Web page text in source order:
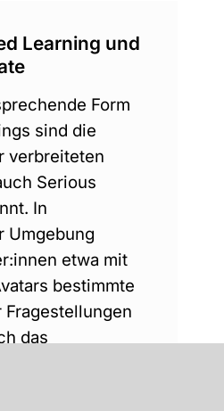
Learning und
Form
sind die
verbreiteten
Serious
In
Umgebung
etwa mit
bestimmte
Fragestellungen
das